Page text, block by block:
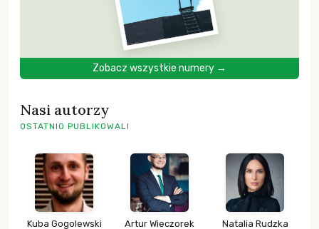
Zobacz wszystkie numery →
Nasi autorzy
OSTATNIO PUBLIKOWALI
Kuba Gogolewski Artur Wieczorek Natalia Rudzka